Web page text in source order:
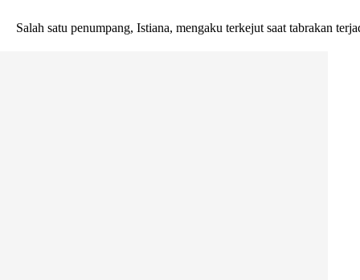
Salah satu penumpang, Istiana, mengaku terkejut saat tabrakan